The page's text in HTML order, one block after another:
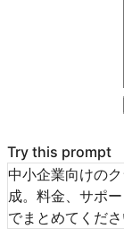
Try this prompt
中小企業向けの
成。料金、サポ
でまとめてくださ